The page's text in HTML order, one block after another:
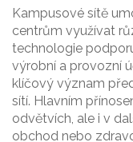
Kampusové sítě
centrům využívat
technologie
výrobní a provozní
klíčový význam
sítí. Hlavním
odvětvích, ale i v
obchod nebo